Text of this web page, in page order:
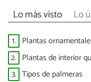
Lo más visto Lo
1. Plantas
2. Plantas de interior
3. Tipos de palmeras